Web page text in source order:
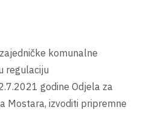
komunalne
regulaciju
godine Odjela za
Mostara, izvoditi pripremne